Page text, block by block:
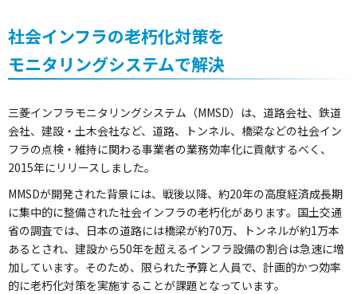
社会インフラの老朽化対策を
モニタリングシステムで解決
三菱インフラモニタリングシステム（MMSD）は、道路会社、鉄道
会社、建設・土木会社など、道路、トンネル、橋梁などの社会イン
フラの点検・維持に関わる事業者の業務効率化に貢献するべく、
2015年にリリースしました。
MMSDが開発された背景には、戦後以降、約20年の高度経済成長期
に集中的に整備された社会インフラの老朽化があります。国土交通
省の調査では、日本の道路には橋梁が約70万、トンネルが約1万本
あるとされ、建設から50年を超えるインフラ設備の割合は急速に増
加しています。そのため、限られた予算と人員で、計画的かつ効率
的に老朽化対策を実施することが課題となっています。